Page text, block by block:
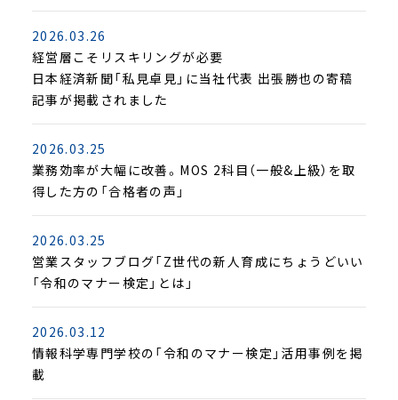
2026.03.26
経営層こそリスキリングが必要
日本経済新聞「私見卓見」に当社代表 出張勝也の寄稿
記事が掲載されました
2026.03.25
業務効率が大幅に改善。MOS 2科目（一般&上級）を取
得した方の「合格者の声」
2026.03.25
営業スタッフブログ「Z世代の新人育成にちょうどいい
「令和のマナー検定」とは」
2026.03.12
情報科学専門学校の「令和のマナー検定」活用事例を掲
載